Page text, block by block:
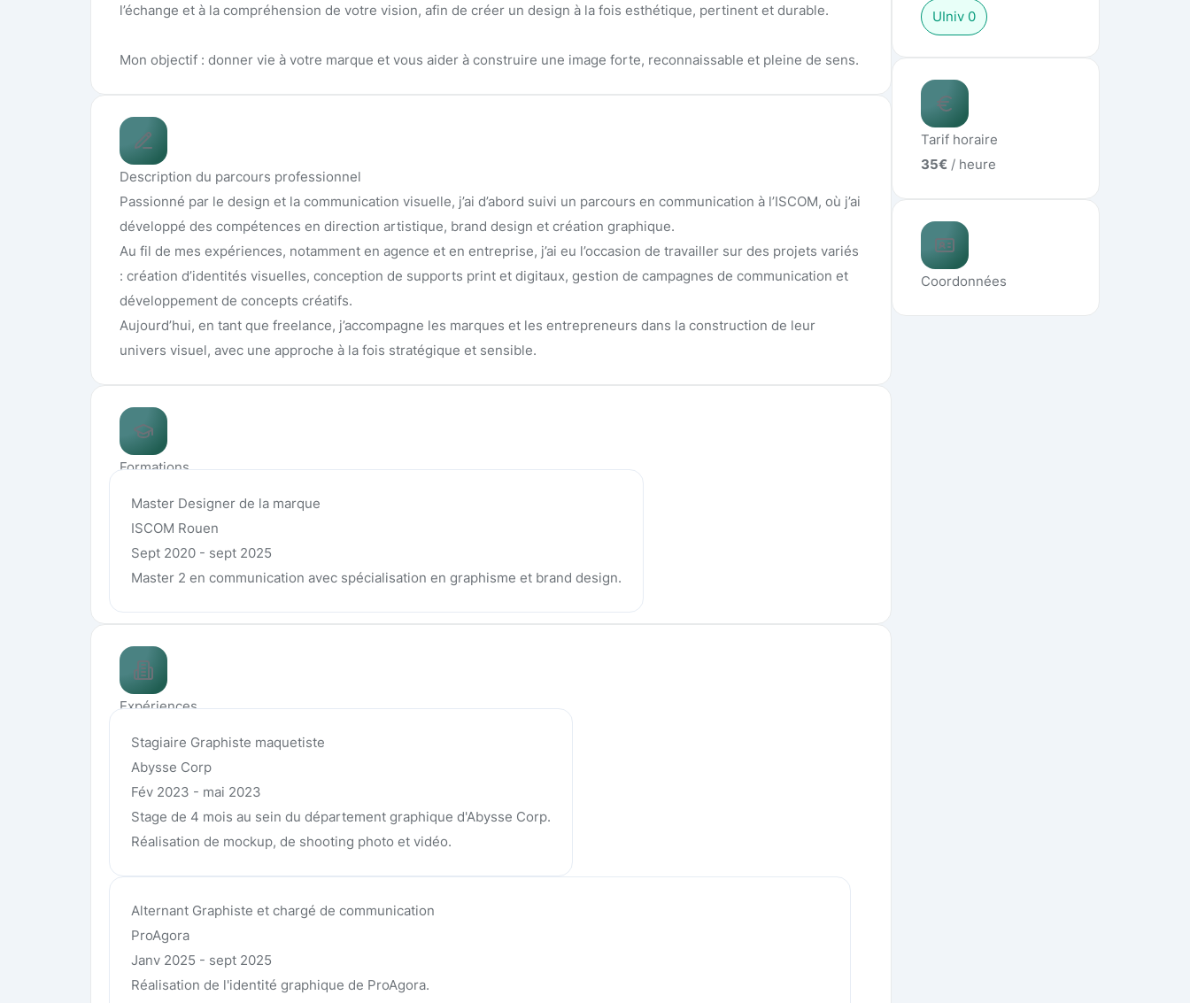
l’échange et à la compréhension de votre vision, afin de créer un design à la fois esthétique, pertinent et durable.
Mon objectif : donner vie à votre marque et vous aider à construire une image forte, reconnaissable et pleine de sens.
Description du parcours professionnel
Passionné par le design et la communication visuelle, j’ai d’abord suivi un parcours en communication à l’ISCOM, où j’ai
développé des compétences en direction artistique, brand design et création graphique.
Au fil de mes expériences, notamment en agence et en entreprise, j’ai eu l’occasion de travailler sur des projets variés
: création d’identités visuelles, conception de supports print et digitaux, gestion de campagnes de communication et
développement de concepts créatifs.
Aujourd’hui, en tant que freelance, j’accompagne les marques et les entrepreneurs dans la construction de leur
univers visuel, avec une approche à la fois stratégique et sensible.
Formations
Master Designer de la marque
ISCOM Rouen
Sept 2020 - sept 2025
Master 2 en communication avec spécialisation en graphisme et brand design.
Expériences
Stagiaire Graphiste maquetiste
Abysse Corp
Fév 2023 - mai 2023
Stage de 4 mois au sein du département graphique d'Abysse Corp.
Réalisation de mockup, de shooting photo et vidéo.
Alternant Graphiste et chargé de communication
ProAgora
Janv 2025 - sept 2025
Réalisation de l'identité graphique de ProAgora.
UIniv 0
Tarif horaire
35€/ heure
Coordonnées